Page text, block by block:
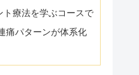
療法を学ぶコースで
痛パターンが体系化